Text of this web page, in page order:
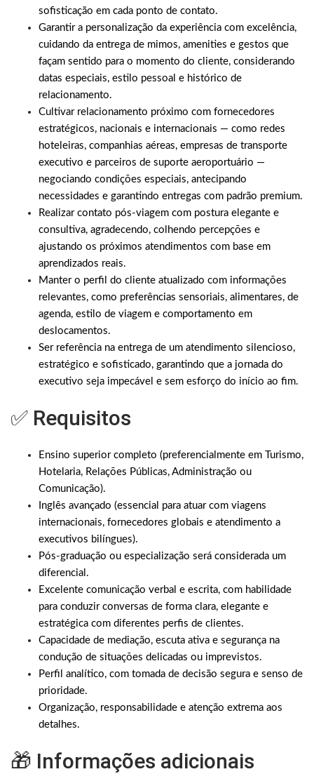
sofisticação em cada ponto de contato.
Garantir a personalização da experiência com excelência,
cuidando da entrega de mimos, amenities e gestos que
façam sentido para o momento do cliente, considerando
datas especiais, estilo pessoal e histórico de
relacionamento.
Cultivar relacionamento próximo com fornecedores
estratégicos, nacionais e internacionais — como redes
hoteleiras, companhias aéreas, empresas de transporte
executivo e parceiros de suporte aeroportuário —
negociando condições especiais, antecipando
necessidades e garantindo entregas com padrão premium.
Realizar contato pós-viagem com postura elegante e
consultiva, agradecendo, colhendo percepções e
ajustando os próximos atendimentos com base em
aprendizados reais.
Manter o perfil do cliente atualizado com informações
relevantes, como preferências sensoriais, alimentares, de
agenda, estilo de viagem e comportamento em
deslocamentos.
Ser referência na entrega de um atendimento silencioso,
estratégico e sofisticado, garantindo que a jornada do
executivo seja impecável e sem esforço do início ao fim.
✅ Requisitos
Ensino superior completo (preferencialmente em Turismo,
Hotelaria, Relações Públicas, Administração ou
Comunicação).
Inglês avançado (essencial para atuar com viagens
internacionais, fornecedores globais e atendimento a
executivos bilíngues).
Pós-graduação ou especialização será considerada um
diferencial.
Excelente comunicação verbal e escrita, com habilidade
para conduzir conversas de forma clara, elegante e
estratégica com diferentes perfis de clientes.
Capacidade de mediação, escuta ativa e segurança na
condução de situações delicadas ou imprevistos.
Perfil analítico, com tomada de decisão segura e senso de
prioridade.
Organização, responsabilidade e atenção extrema aos
detalhes.
🎁 Informações adicionais